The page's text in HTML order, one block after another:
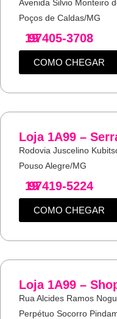
Avenida Silvio Monteiro
Poços de Caldas/MG
19
97405-3708
COMO CHEGAR
Loja 1A99 –
Rodovia Juscelino
Pouso Alegre/MG
19
97419-5224
COMO CHEGAR
Loja 1A99 –
Rua Alcides Ramos
Perpétuo Socorro